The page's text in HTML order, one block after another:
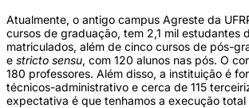
Atualmente, o antigo campus Agreste da
cursos de graduação, tem 2,1 mil estudantes
matriculados, além de cinco cursos de pós-
e stricto sensu, com 120 alunos nas pós. O
180 professores. Além disso, a instituição é
técnicos-administrativo e cerca de 115
expectativa é que tenhamos a execução